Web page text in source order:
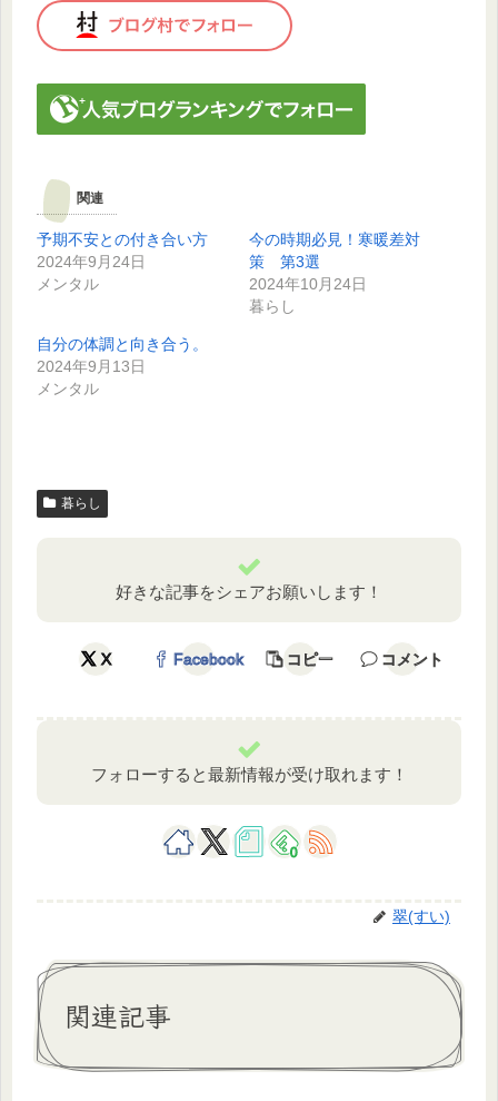
関連
予期不安との付き合い方
2024年9月24日
メンタル
今の時期必見！寒暖差対
策 第3選
2024年10月24日
暮らし
自分の体調と向き合う。
2024年9月13日
メンタル
暮らし
好きな記事をシェアお願いします！
X Facebook コピー コメント
フォローすると最新情報が受け取れます！
0
翠(すい)
関連記事